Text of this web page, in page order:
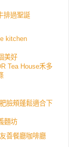
排過聖誕
kitchen
美好
Tea House禾多
臉頰蓬鬆適合下
麵坊
善餐廳咖啡廳